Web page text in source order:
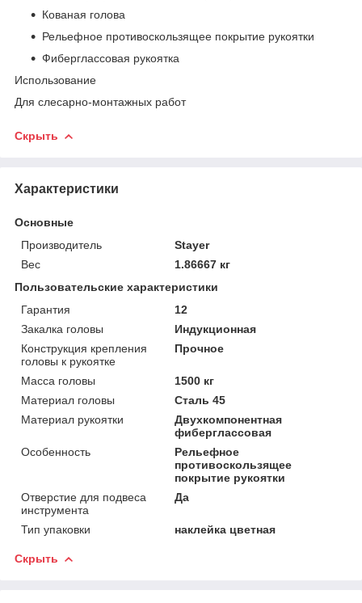
Кованая голова
Рельефное противоскользящее покрытие рукоятки
Фиберглассовая рукоятка
Использование
Для слесарно-монтажных работ
Скрыть
Характеристики
Основные
Производитель
Stayer
Вес
1.86667 кг
Пользовательские характеристики
Гарантия
12
Закалка головы
Индукционная
Конструкция крепления
головы к рукоятке
Прочное
Масса головы
1500 кг
Материал головы
Сталь 45
Материал рукоятки
Двухкомпонентная
фиберглассовая
Особенность
Рельефное
противоскользящее
покрытие рукоятки
Отверстие для подвеса
инструмента
Да
Тип упаковки наклейка цветная
Скрыть